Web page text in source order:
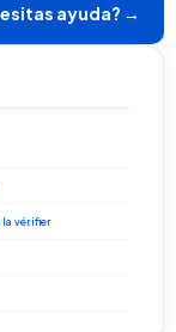
ayuda? →
la vérifier